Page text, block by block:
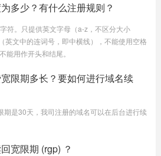
多少？有什么注册规则？
符。只提供英文字母（a-z，不区分大小
英文中的连词号，即中横线），不能使用空格
能用作开头和结尾。
限期多长？要如何进行域名续
期是30天，我司注册的域名可以在后台进行续
宽限期 (rgp) ？